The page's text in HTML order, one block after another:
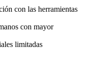
con las herramientas
con mayor
limitadas